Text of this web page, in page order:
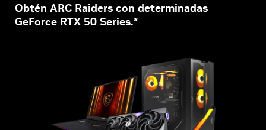
Obtén ARC Raiders con determinadas
GeForce RTX 50 Series.*